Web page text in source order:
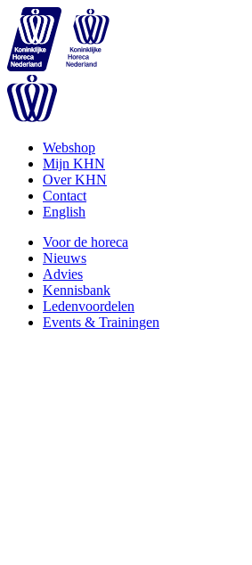
Webshop
Mijn KHN
Over KHN
Contact
English
Voor de horeca
Nieuws
Advies
Kennisbank
Ledenvoordelen
Events & Trainingen